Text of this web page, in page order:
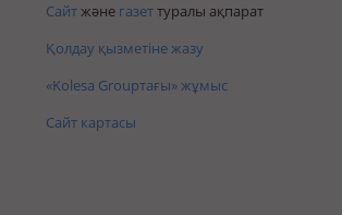
Сайтжәне газеттуралы ақпарат
Қолдау қызметіне жазу
«Kolesa Groupтағы» жұмыс
Сайт картасы